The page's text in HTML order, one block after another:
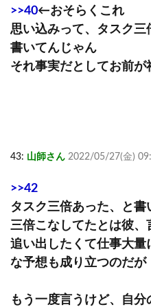
>>40←おそらくこれ
思い込みって、タスク
書いてんじゃん
それ事実だとしてお前が
43: 山師さん 2022/05/27(金)
>>42
タスク三倍あった、と書
三倍こなしてたとは彼、
追い出したくて仕事大
な予想も成り立つのだが
もう一度言うけど、自